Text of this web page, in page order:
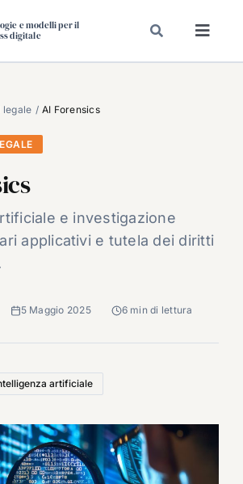
e modelli per il
digitale
DI REDAZIONE
legale AI Forensics
e investigazione
applicativi e tutela dei diritti
5 Maggio 2025 6 min di lettura
artificiale